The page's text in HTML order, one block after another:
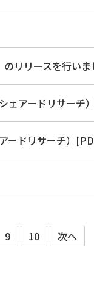
のリリースを行い
ェアードリサーチ
ードリサーチ）
9 10 次へ